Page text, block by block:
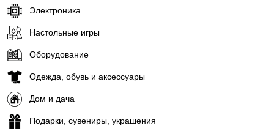
Электроника
Настольные игры
Оборудование
Одежда, обувь и аксессуары
Дом и дача
Подарки, сувениры, украшения